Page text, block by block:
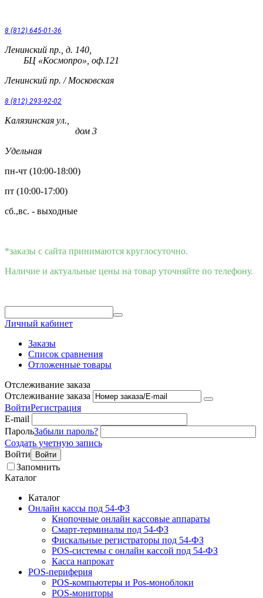
8 (812) 645-01-36
Ленинский пр., д. 140,
БЦ «Космопро», оф.121
Ленинский пр. / Московская
8 (812) 293-92-02
Калязинская ул.,
дом 3
Удельная
пн-чт (10:00-18:00)
пт (10:00-17:00)
сб.,вс. - выходные
*заказы с сайта принимаются круглосуточно.
Наличие и актуальные цены на товар уточняйте по телефону.
Личный кабинет
Заказы
Список сравнения
Отложенные товары
Отслеживание заказа
Отслеживание заказа
ВойтиРегистрация
E-mail
ПарольЗабыли пароль?
Создать учетную запись
Войти
Войти
Запомнить
Каталог
Каталог
Онлайн кассы под 54-ФЗ
Кнопочные онлайн кассовые аппараты
Смарт-терминалы под 54-ФЗ
Фискальные регистраторы под 54-ФЗ
POS-системы с онлайн кассой под 54-ФЗ
Касса напрокат
POS-периферия
POS-компьютеры и Pos-моноблоки
POS-мониторы